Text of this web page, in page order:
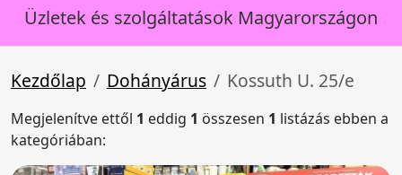
Üzletek és szolgáltatások Magyarországon
Kezdőlap Dohányárus Kossuth U. 25/e
Megjelenítve ettől 1 eddig 1 összesen 1 listázás ebben a
kategóriában: